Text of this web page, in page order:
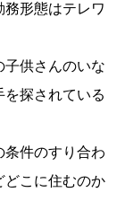
形態はテレワ
子供さんのいな
探されている
条件のすり合わ
どこに住むのか